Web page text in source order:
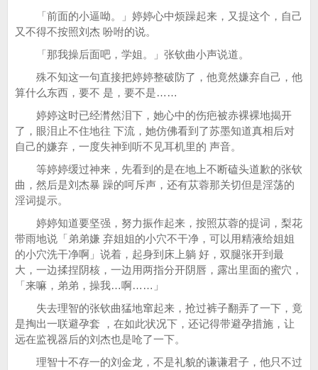
「前面的小逼呦。」婷婷心中烦躁起来，又提这个，自己
又不得不按照刘杰 吩咐的说。
「那我操后面吧，学姐。」张钦曲小声说道。
殊不知这一句直接把婷婷整破防了，他竟然嫌弃自己，他
算什么东西，要不 是，要不是……
婷婷这时已经潸然泪下，她心中的伤疤被赤裸裸地揭开
了，眼泪止不住地往 下流，她仿佛看到了苏墨知道真相后对
自己的嫌弃，一度失神到听不见耳机里的 声音。
等婷婷缓过神来，先看到的是在地上不断磕头道歉的张钦
曲，然后是刘杰暴 躁的呵斥声，还有苁蓉那关切但是淫荡的
淫词提示。
婷婷知道要坚强，努力振作起来，按照苁蓉的提词，梨花
带雨地说「弟弟嫌 弃姐姐的小穴不干净，可以用精液给姐姐
的小穴洗干净啊」说着，起身到床上躺 好，双腿张开到最
大，一边揉捏阴核，一边用两指分开阴唇，露出里面的蜜穴，
「来嘛，弟弟，操我…啊……」
失去理智的张钦曲猛地窜起来，抢过裤子翻弄了一下，竟
是掏出一联避孕套 ，在如此状况下，还记得带避孕措施，让
远在监视器后的刘杰也是呛了一下。
理智十不存一的刘金龙，不是礼貌的谦谦君子，他只不过